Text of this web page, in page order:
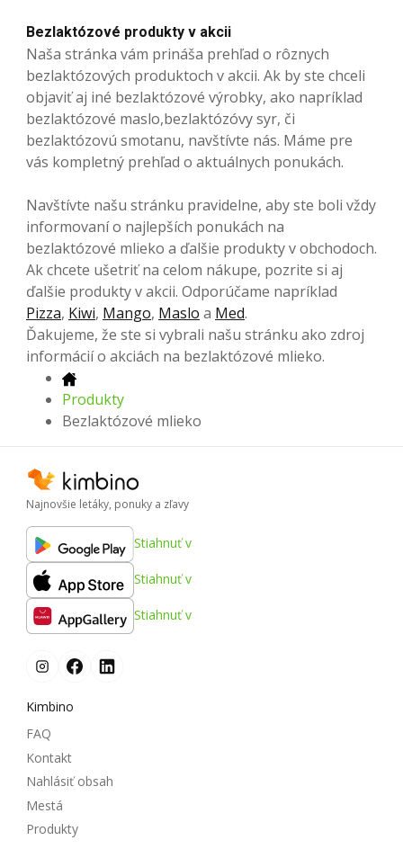
Bezlaktózové produkty v akcii
Naša stránka vám prináša prehľad o rôznych
bezlaktózových produktoch v akcii. Ak by ste chceli
objaviť aj iné bezlaktózové výrobky, ako napríklad
bezlaktózové maslo,bezlaktózóvy syr, či
bezlaktózovú smotanu, navštívte nás. Máme pre
vás kompletný prehľad o aktuálnych ponukách.
Navštívte našu stránku pravidelne, aby ste boli vždy
informovaní o najlepších ponukách na
bezlaktózové mlieko a ďalšie produkty v obchodoch.
Ak chcete ušetriť na celom nákupe, pozrite si aj
ďalšie produkty v akcii. Odporúčame napríklad
Pizza, Kiwi, Mango, Maslo a Med.
Ďakujeme, že ste si vybrali našu stránku ako zdroj
informácií o akciách na bezlaktózové mlieko.
Produkty
Bezlaktózové mlieko
Najnovšie letáky, ponuky a zľavy
Stiahnuť v
Stiahnuť v
Stiahnuť v
Kimbino
FAQ
Kontakt
Nahlásiť obsah
Mestá
Produkty